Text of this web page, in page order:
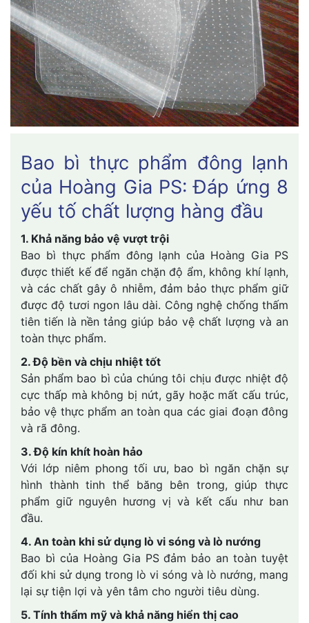
Bao bì thực phẩm đông lạnh
của Hoàng Gia PS: Đáp ứng 8
yếu tố chất lượng hàng đầu
1. Khả năng bảo vệ vượt trội
Bao bì thực phẩm đông lạnh của Hoàng Gia PS
được thiết kế để ngăn chặn độ ẩm, không khí lạnh,
và các chất gây ô nhiễm, đảm bảo thực phẩm giữ
được độ tươi ngon lâu dài. Công nghệ chống thấm
tiên tiến là nền tảng giúp bảo vệ chất lượng và an
toàn thực phẩm.
2. Độ bền và chịu nhiệt tốt
Sản phẩm bao bì của chúng tôi chịu được nhiệt độ
cực thấp mà không bị nứt, gãy hoặc mất cấu trúc,
bảo vệ thực phẩm an toàn qua các giai đoạn đông
và rã đông.
3. Độ kín khít hoàn hảo
Với lớp niêm phong tối ưu, bao bì ngăn chặn sự
hình thành tinh thể băng bên trong, giúp thực
phẩm giữ nguyên hương vị và kết cấu như ban
đầu.
4. An toàn khi sử dụng lò vi sóng và lò nướng
Bao bì của Hoàng Gia PS đảm bảo an toàn tuyệt
đối khi sử dụng trong lò vi sóng và lò nướng, mang
lại sự tiện lợi và yên tâm cho người tiêu dùng.
5. Tính thẩm mỹ và khả năng hiển thị cao